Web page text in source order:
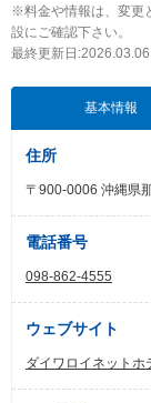
※料金や情報は、変更
設にご確認下さい。
最終更新日:2026.03.06
基本情報
住所
〒900-0006 沖縄県
電話番号
098-862-4555
ウェブサイト
ダイワロイネット